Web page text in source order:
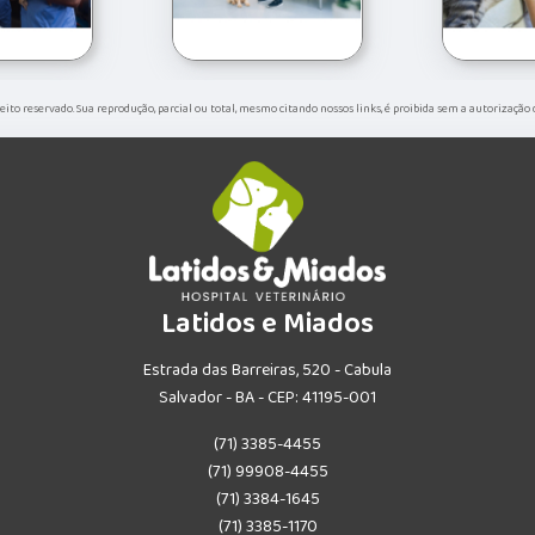
reservado. Sua reprodução, parcial ou total, mesmo citando nossos links, é proibida sem a
Latidos e Miados
Estrada das Barreiras, 520 - Cabula
Salvador - BA - CEP: 41195-001
(71) 3385-4455
(71) 99908-4455
(71) 3384-1645
(71) 3385-1170